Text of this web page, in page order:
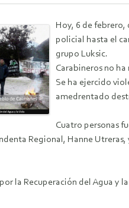
Hoy, 6 de
policial hasta el
grupo Luksic.
Carabineros no
Se ha ejercido
amedrentado
Cuatro personas
Regional, Hanne
la Recuperación del Agua y